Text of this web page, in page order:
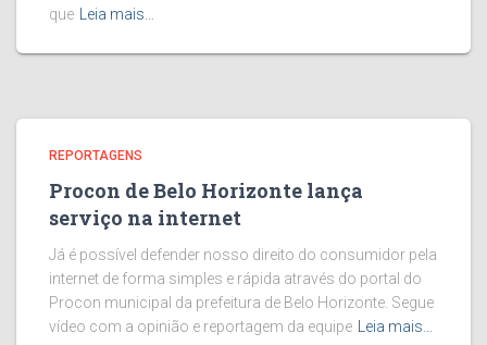
que
Leia mais…
REPORTAGENS
Procon de Belo Horizonte lança
serviço na internet
Já é possível defender nosso direito do consumidor pela
internet de forma simples e rápida através do portal do
Procon municipal da prefeitura de Belo Horizonte. Segue
vídeo com a opinião e reportagem da equipe
Leia mais…